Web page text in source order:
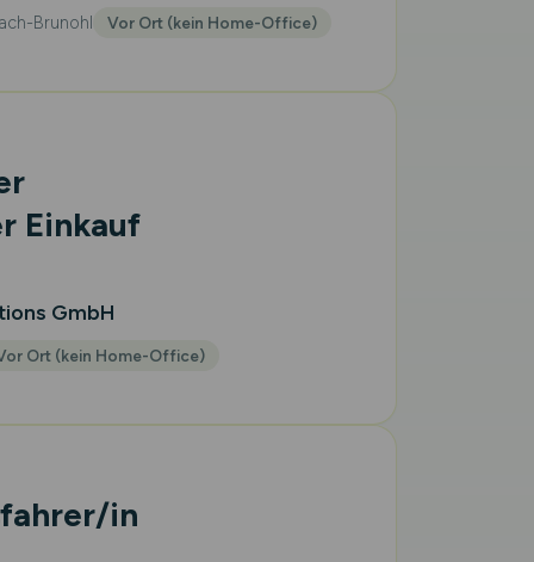
Brunohl Vor Ort (kein Home-Office)
Einkauf
GmbH
Ort (kein Home-Office)
in